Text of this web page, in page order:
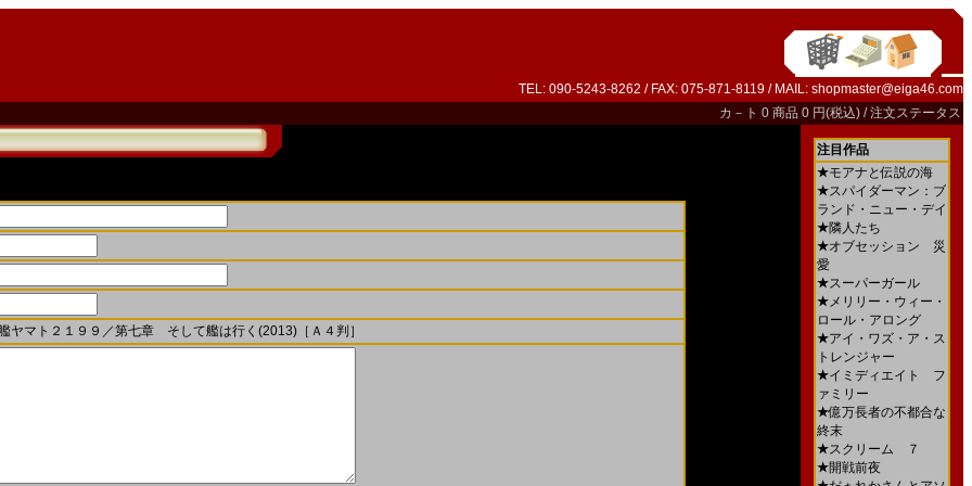
TEL: 090-5243-8262 / FAX: 075-871-8119 / MAIL: shopmaster@eiga46.com
カ－ト 0 商品 0 円(税込) /注文ステータス
ヤマト２１９９／第七章 そして艦は行く(2013)［Ａ４判］
注目作品
★モアナと伝説の海
★スパイダーマン：ブ
ランド・ニュー・デイ
★隣人たち
★オブセッション 災
愛
★スーパーガール
★メリリー・ウィー・
ロール・アロング
★アイ・ワズ・ア・ス
トレンジャー
★イミディエイト フ
ァミリー
★億万長者の不都合な
終末
★スクリーム ７
★開戦前夜